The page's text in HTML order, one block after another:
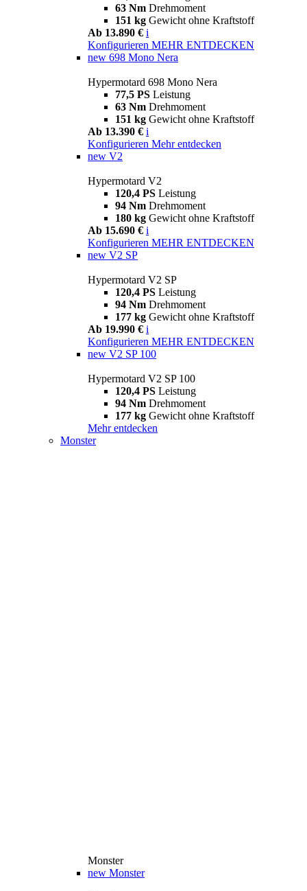
63 Nm Drehmoment
151 kg Gewicht ohne Kraftstoff
Ab 13.890 € i
Konfigurieren MEHR ENTDECKEN
new 698 Mono Nera
Hypermotard 698 Mono Nera
77,5 PS Leistung
63 Nm Drehmoment
151 kg Gewicht ohne Kraftstoff
Ab 13.390 € i
Konfigurieren Mehr entdecken
new V2
Hypermotard V2
120,4 PS Leistung
94 Nm Drehmoment
180 kg Gewicht ohne Kraftstoff
Ab 15.690 € i
Konfigurieren MEHR ENTDECKEN
new V2 SP
Hypermotard V2 SP
120,4 PS Leistung
94 Nm Drehmoment
177 kg Gewicht ohne Kraftstoff
Ab 19.990 € i
Konfigurieren MEHR ENTDECKEN
new V2 SP 100
Hypermotard V2 SP 100
120,4 PS Leistung
94 Nm Drehmoment
177 kg Gewicht ohne Kraftstoff
Mehr entdecken
Monster
Monster
new Monster